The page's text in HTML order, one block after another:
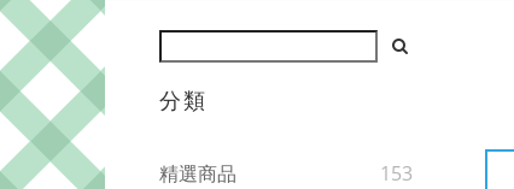
分類
精選商品
153